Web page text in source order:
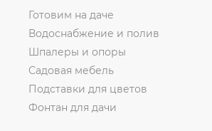
Готовим на даче
Водоснабжение и полив
Шпалеры и опоры
Садовая мебель
Подставки для цветов
Фонтан для дачи